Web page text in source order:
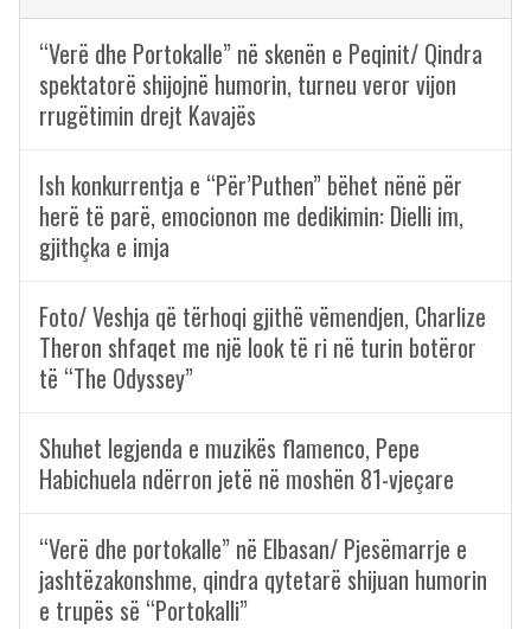
“Verë dhe Portokalle” në skenën e Peqinit/ Qindra
spektatorë shijojnë humorin, turneu veror vijon
rrugëtimin drejt Kavajës
Ish konkurrentja e “Për’Puthen” bëhet nënë për
herë të parë, emocionon me dedikimin: Dielli im,
gjithçka e imja
Foto/ Veshja që tërhoqi gjithë vëmendjen, Charlize
Theron shfaqet me një look të ri në turin botëror
të “The Odyssey”
Shuhet legjenda e muzikës flamenco, Pepe
Habichuela ndërron jetë në moshën 81-vjeçare
“Verë dhe portokalle” në Elbasan/ Pjesëmarrje e
jashtëzakonshme, qindra qytetarë shijuan humorin
e trupës së “Portokalli”